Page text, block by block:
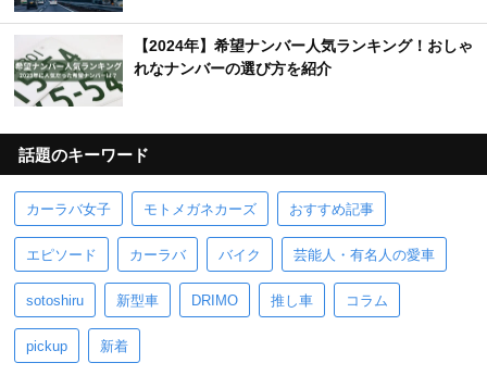
【2024年】希望ナンバー人気ランキング！おしゃ
れなナンバーの選び方を紹介
話題のキーワード
カーラバ女子 モトメガネカーズ おすすめ記事
エピソード カーラバ バイク 芸能人・有名人の愛車
sotoshiru 新型車 DRIMO 推し車 コラム
pickup 新着